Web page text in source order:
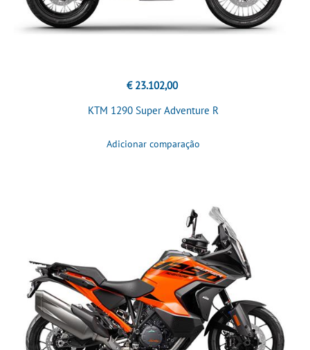
€ 23.102,00
KTM 1290 Super Adventure R
Adicionar comparação